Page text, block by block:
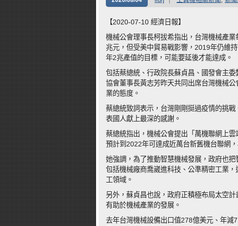
【2020-07-10 經濟日報】
機械公會理事長柯拔希指出，台灣機械產
兆元，但受美中貿易戰影響，2019年仍維
年2兆產值的目標，可能要延後才能達成。
包括蔡總統、行政院長蘇貞昌、國發會主
協會董事長黃志芳昨天共同出席台灣機械
業的態度。
蔡總統致詞表示，台灣剛剛挺過疫情的挑
表國人獻上最深的感謝。
蔡總統指出，機械公會提出「萬機聯網上
預計到2022年可達成近萬台新舊機台聯網
她強調，為了推動智慧機械發展，政府也
包括機械廠商喬崴進科技、公準精密工業
工領域。
另外，蘇貞昌也說，政府正積極布局太空
有助於機械產業的發展。
去年台灣機械設備出口值278億美元、年減